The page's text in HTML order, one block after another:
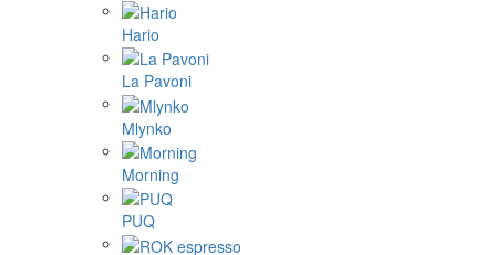
Hario
La Pavoni
Mlynko
Morning
PUQ